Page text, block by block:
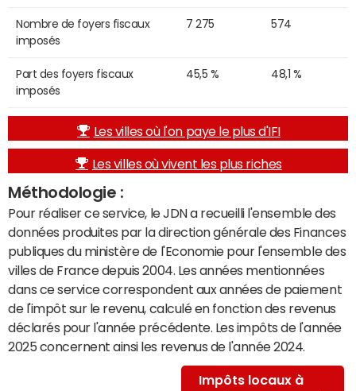
Nombre de foyers fiscaux
imposés
7 275 574
Part des foyers fiscaux
imposés
45,5 % 48,1 %
Les villes où l'on paye le plus d'IFI
Les villes où vivent les plus riches
Méthodologie :
Pour réaliser ce service, le JDN a recueilli l'ensemble des
données produites par la direction générale des Finances
publiques du ministère de l'Economie pour l'ensemble des
villes de France depuis 2004. Les années mentionnées
dans ce service correspondent aux années de paiement
de l'impôt sur le revenu, calculé en fonction des revenus
déclarés pour l'année précédente. Les impôts de l'année
2025 concernent ainsi les revenus de l'année 2024.
Impôts locaux à